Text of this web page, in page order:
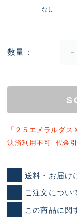
なし
数量
「２５エメラルダス
決済利用不可: 代金
送料・お届け
ご注文につい
この商品に関